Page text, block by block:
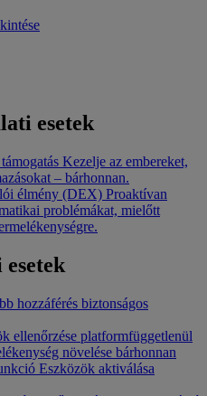
esetek
Kezelje az embereket,
– bárhonnan.
élmény (DEX) Proaktívan
problémákat, mielőtt
esetek
hozzáférés biztonságos
ellenőrzése platformfüggetlenül
növelése bárhonnan
Eszközök aktiválása